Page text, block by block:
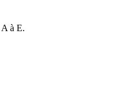
A à E.